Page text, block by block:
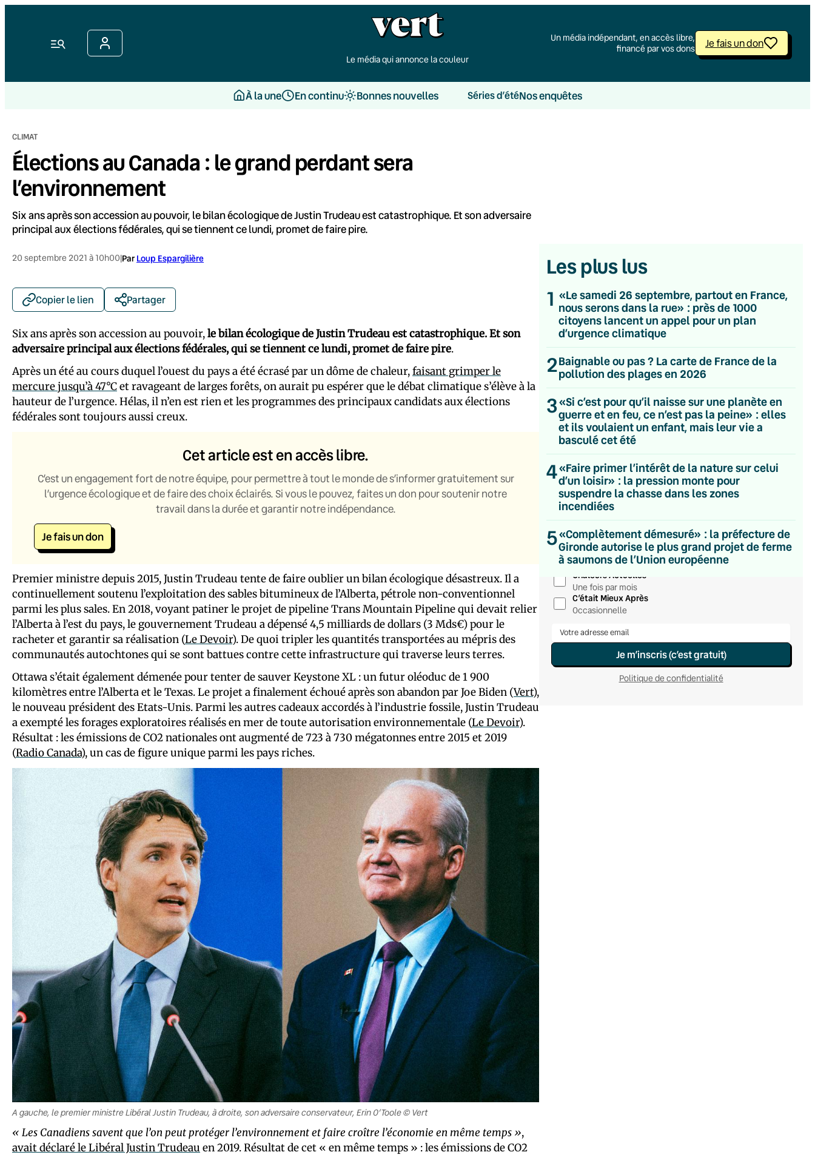
Menu
Le média qui annonce la couleur
Un média indépendant, en accès libre,
financé par vos dons
Je fais un don
À la une En continu Bonnes nouvelles Séries d’étéNos enquêtes
CLIMAT
Élections au Canada : le grand perdant sera
l’environnement
Six ans après son accession au pouvoir, le bilan écologique de Justin Trudeau est catastrophique. Et son adversaire
principal aux élections fédérales, qui se tiennent ce lundi, promet de faire pire.
20 septembre 2021 à 10h00|Par Loup Espargilière
Copier le lien Partager
Six ans après son accession au pouvoir,le bilan écologique de Justin Trudeau est catastrophique. Et son
adversaire principal aux élections fédérales, qui se tiennent ce lundi, promet de faire pire.
Après un été au cours duquel l’ouest du pays a été écrasé par un dôme de chaleur,faisant grimper le
mercure jusqu’à 47°Cet ravageant de larges forêts, on aurait pu espérer que le débat climatique s’élève à la
hauteur de l’urgence. Hélas, il n’en est rien et les programmes des principaux candidats aux élections
fédérales sont toujours aussi creux.
Cet article est en accès libre.
C’est un engagement fort de notre équipe, pour permettre à tout le monde de s’informer gratuitement sur
l’urgence écologique et de faire des choix éclairés. Si vous le pouvez, faites un don pour soutenir notre
travail dans la durée et garantir notre indépendance.
Je fais un don
Premier ministre depuis 2015, Justin Trudeau tente de faire oublier un bilan écologique désastreux. Il a
continuellement soutenu l’exploitation des sables bitumineux de l’Alberta, pétrole non-conventionnel
parmi les plus sales. En 2018, voyant patiner le projet de pipeline Trans Mountain Pipeline qui devait relier
l’Alberta à l’est du pays, le gouvernement Trudeau a dépensé 4,5 milliards de dollars (3 Mds€) pour le
racheter et garantir sa réalisation (Le Devoir). De quoi tripler les quantités transportées au mépris des
communautés autochtones qui se sont battues contre cette infrastructure qui traverse leurs terres.
Ottawa s’était également démenée pour tenter de sauver Keystone XL : un futur oléoduc de 1 900
kilomètres entre l’Alberta et le Texas. Le projet a finalement échoué après son abandon par Joe Biden (Vert),
le nouveau président des Etats-Unis. Parmi les autres cadeaux accordés à l’industrie fossile, Justin Trudeau
a exempté les forages exploratoires réalisés en mer de toute autorisation environnementale (Le Devoir).
Résultat : les émissions de CO2 nationales ont augmenté de 723 à 730 mégatonnes entre 2015 et 2019
(Radio Canada), un cas de figure unique parmi les pays riches.
A gauche, le premier ministre Libéral Justin Trudeau, à droite, son adversaire conservateur, Erin O’Toole © Vert
« Les Canadiens savent que l’on peut protéger l’environnement et faire croître l’économie en même temps »,
avait déclaré le Libéral Justin Trudeau en 2019.Résultat de cet « en même temps » : les émissions de CO2
Les plus lus
1 «Le samedi 26 septembre, partout en France,
nous serons dans la rue» : près de 1000
citoyens lancent un appel pour un plan
d’urgence climatique
2Baignable ou pas ? La carte de France de la
pollution des plages en 2026
3«Si c’est pour qu’il naisse sur une planète en
guerre et en feu, ce n’est pas la peine» : elles
et ils voulaient un enfant, mais leur vie a
basculé cet été
4«Faire primer l’intérêt de la nature sur celui
d’un loisir» : la pression monte pour
suspendre la chasse dans les zones
incendiées
5«Complètement démesuré» : la préfecture de
Gironde autorise le plus grand projet de ferme
à saumons de l’Union européenne
💌 Inscrivez-vous à nos newsletters
Quotidienne
Du lundi au vendredi
Hebdomadaire
Le samedi
Chaleurs Actuelles
Une fois par mois
C’était Mieux Après
Occasionnelle
Je m’inscris (c’est gratuit)
Politique de confidentialité